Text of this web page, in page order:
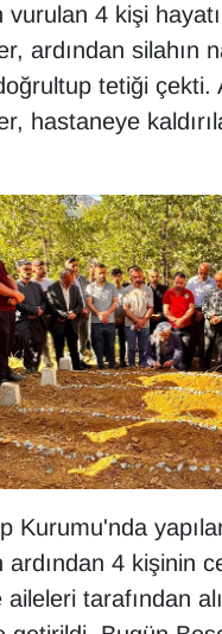
vurulan 4 kişi
ardından silahın
tetiği çekti.
hastaneye
Kurumu'nda
ardından 4 kişinin
tarafından
İlanlar
- TV